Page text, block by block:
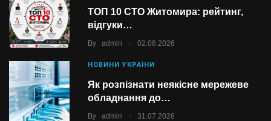
ТОП 10 СТО Житомира: рейтинг,
відгуки…
By admin . 02.08.2026
НОВИНИ УКРАЇНИ
Як розпізнати неякісне мережеве
обладнання до…
By admin . 31.07.2026